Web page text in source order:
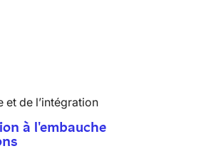
et de l’intégration
à l'embauche